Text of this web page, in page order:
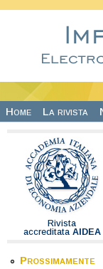
Home La rivista
Rivista
accreditata AIDEA
Prossimamente